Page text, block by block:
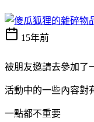
15年前
被朋友邀請去參加了
活動中的一些內容對
一點都不重要